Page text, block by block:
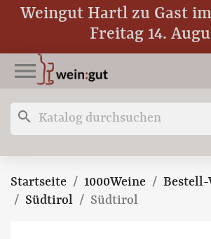
Weingut Hartl zu Gast
Freitag 14.

search
Startseite 1000Weine Bestell-
Südtirol
Südtirol